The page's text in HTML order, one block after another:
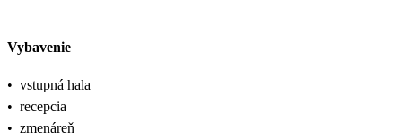
Vybavenie
• vstupná hala
• recepcia
• zmenáreň